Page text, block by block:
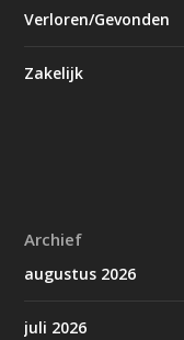
Verloren/Gevonden
Zakelijk
Archief
augustus 2026
juli 2026